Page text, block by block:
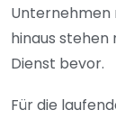
Unternehmen
hinaus
Dienst bevor.
Für die